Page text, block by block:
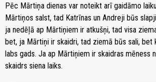
Pēc Mārtiņa dienas var noteikt arī gaidāmo
Mārtiņos salst, tad Katrīnas un Andreji būs
ja nedēļā ap Mārtiņiem ir atkušņi, tad visa
bet, ja Mārtiņi ir skaidri, tad ziemā būs sali, bet
labs gads. Ja ap Mārtiņiem ir skaidras mēness
skaidrs siena laiks.